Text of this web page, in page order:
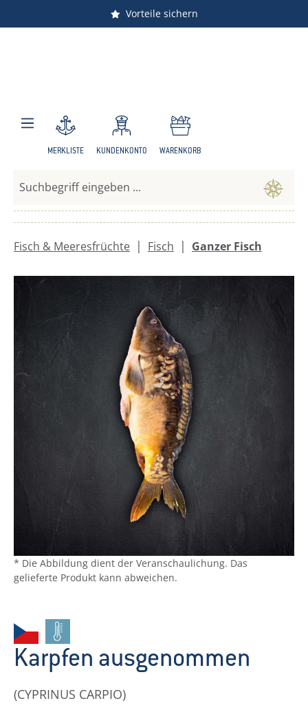
Zum Hauptinhalt springen
Vorteile sichern
Versandkostenfrei ab 150 €
MERKLISTE KUNDENKONTO WARENKORB
Fisch & Meeresfrüchte | Fisch | Ganzer Fisch
Bildergalerie überspringen
* Die Abbildung dient der Veranschaulichung. Das
gelieferte Produkt kann abweichen.
Karpfen ausgenommen
(CYPRINUS CARPIO)